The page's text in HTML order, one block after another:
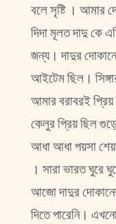
বলে সৃষ্টি । আমার
দিদা মূলত দাদু কে
জন্য। দাদুর
আইটেম ছিল।
আমার বরাবরই
কেলুর প্রিয় ছিল
আধা আধা পয়সা
। সারা ভারত ঘুরে
আজো দাদুর
দিতে পারেনি।